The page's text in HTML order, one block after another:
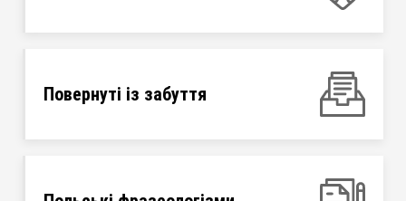
Повернуті із забуття